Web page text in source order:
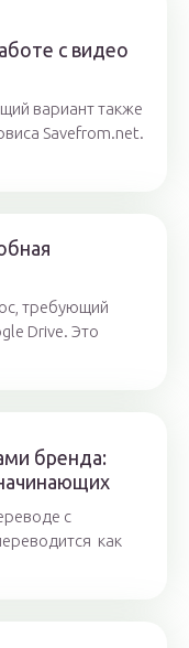
с видео
вариант также
Savefrom.net.
требующий
Drive. Это
бренда:
с
как